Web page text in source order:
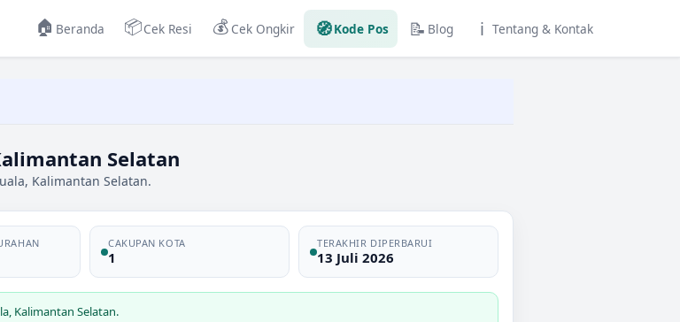
🏠 Beranda 📦Cek Resi 💰 Cek Ongkir 🧭Kode Pos 📝 Blog ℹ️ Tentang & Kontak
Selatan
Kalimantan Selatan.
CAKUPAN KOTA
1
TERAKHIR DIPERBARUI
13 Juli 2026
Kalimantan Selatan.